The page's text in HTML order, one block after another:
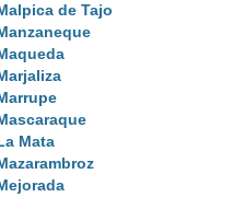
de Tajo
Mata